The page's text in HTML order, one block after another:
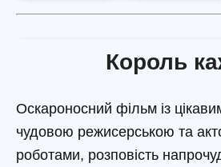
Король
Оскароносний фільм із
чудовою режисерською та
роботами, розповість